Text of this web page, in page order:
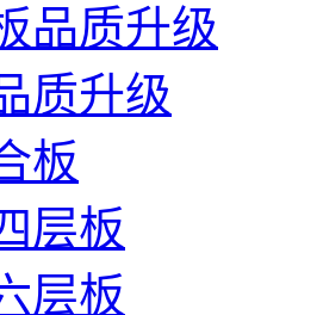
品质升级
质升级
板
层板
层板